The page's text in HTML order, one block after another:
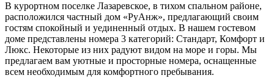
В курортном поселке Лазаревское, в тихом спальном районе,
расположился частный дом «РуАнж», предлагающий своим
гостям спокойный и уединенный отдых. В нашем гостевом
доме представлены номера 3 категорий: Стандарт, Комфорт и
Люкс. Некоторые из них радуют видом на море и горы. Мы
предлагаем вам уютные и просторные номера, оснащенные
всем необходимым для комфортного пребывания.